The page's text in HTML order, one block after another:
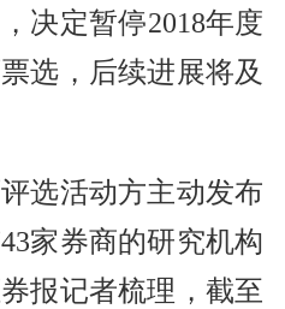
决定暂停2018年度
选，后续进展将及
选活动方主动发布
家券商的研究机构
报记者梳理，截至